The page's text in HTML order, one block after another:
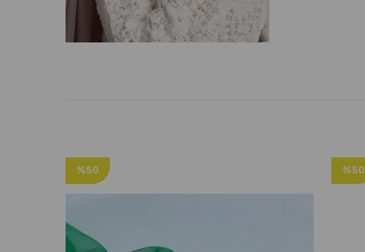
%50
İndirim
%50